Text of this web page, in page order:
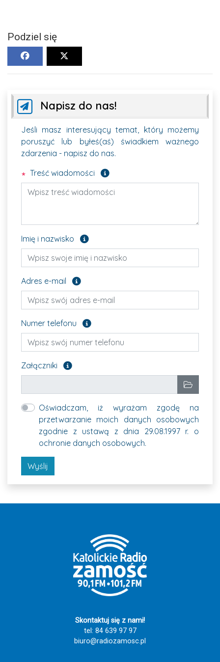
Podziel się
Napisz do nas!
Jeśli masz interesujący temat, który możemy
poruszyć lub byłeś(aś) świadkiem ważnego
zdarzenia - napisz do nas.
Treść wiadomości
Pole wymagane
Imię i nazwisko Pole opcjonalne
Adres e-mail Pole opcjonalne
Numer telefonu Pole opcjonalne
Załączniki Załącz pliki, które chcesz wysłać. Pole
Wybierz
Oświadczam, iż wyrażam zgodę na
przetwarzanie moich danych osobowych
zgodnie z ustawą z dnia 29.08.1997 r. o
ochronie danych osobowych.
Wyślij
Skontaktuj się z nami!
tel: 84 639 97 97
biuro@radiozamosc.pl